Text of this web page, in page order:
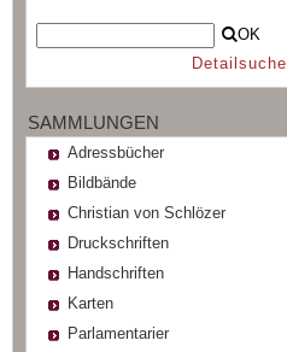
OK
Detailsuche
SAMMLUNGEN
Adressbücher
Bildbände
Christian von Schlözer
Druckschriften
Handschriften
Karten
Parlamentarier